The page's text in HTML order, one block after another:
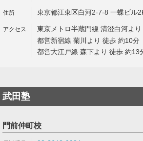
東京都江東区白河2-7-8 一蝶ビル
東京メトロ半蔵門線 清澄白河よ
都営新宿線 菊川より 徒歩 約10分
都営大江戸線 森下より 徒歩 約13
武田塾
門前仲町校